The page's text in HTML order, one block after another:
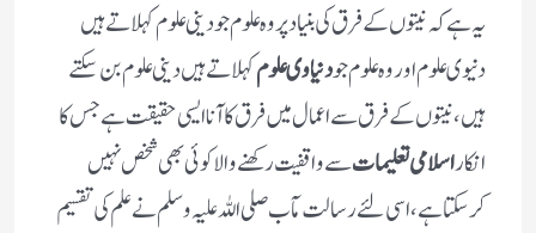
یہ ہے کہ نیتوں کے فرق کی بنیاد پر وہ علوم جو دینی علوم کہلاتے ہیں
دنیوی علوم اور وہ علوم جودنیاوی علومکہلاتے ہیں دینی علوم بن سکتے
ہیں، نیتوں کے فرق سے اعمال میں فرق کا آنا ایسی حقیقت ہے جس کا
انکاراسلامی تعلیماتسے واقفیت رکھنے والا کوئی بھی شخص نہیں
کرسکتا ہے، اسی لئے رسالت مآب صلی اللہ علیہ وسلم نے علم کی تقسیم